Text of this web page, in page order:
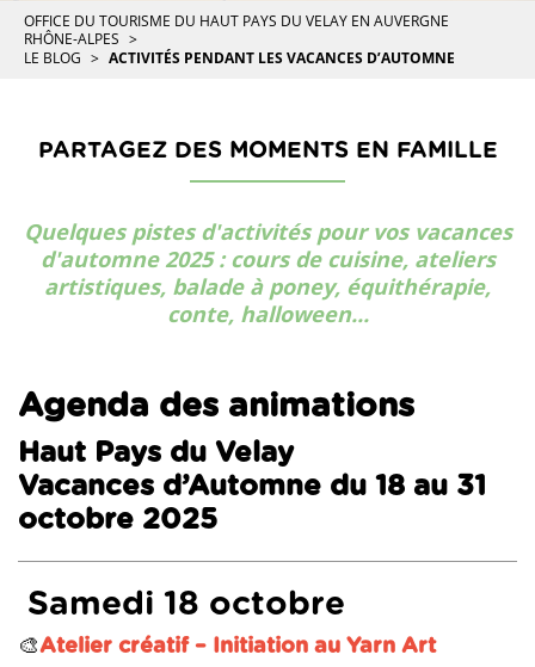
OFFICE DU TOURISME DU HAUT PAYS DU VELAY EN AUVERGNE
RHÔNE-ALPES
LE BLOG
ACTIVITÉS PENDANT LES VACANCES D’AUTOMNE
PARTAGEZ DES MOMENTS EN FAMILLE
Quelques pistes d'activités pour vos vacances
d'automne 2025 : cours de cuisine, ateliers
artistiques, balade à poney, équithérapie,
conte, halloween...
Agenda des animations
Haut Pays du Velay
Vacances d’Automne du 18 au 31
octobre 2025
Samedi 18 octobre
🎨Atelier créatif – Initiation au Yarn Art